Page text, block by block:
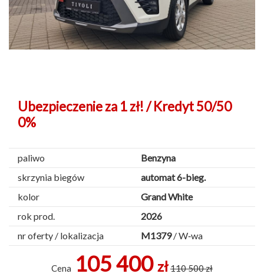
Ubezpieczenie za 1 zł! / Kredyt 50/50
0%
paliwo
Benzyna
skrzynia biegów
automat 6-bieg.
kolor
Grand White
rok prod.
2026
nr oferty / lokalizacja
M1379/ W‑wa
Cena 105 400 zł110 500 zł